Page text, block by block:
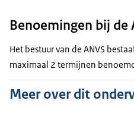
Benoemingen bij de
Het bestuur van de ANVS
maximaal 2 termijnen
Meer over dit